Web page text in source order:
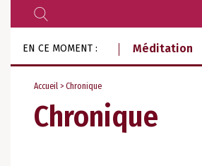
RECHERCHER
EN CE MOMENT : Méditation
Accueil > Chronique
Chronique